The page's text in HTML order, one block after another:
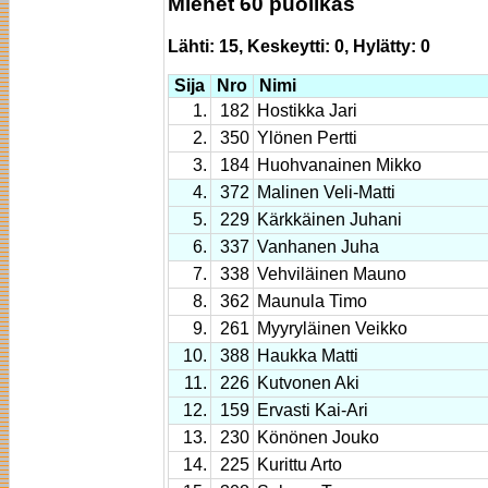
Lähti: 15, Keskeytti: 0, Hylätty: 0
Sija Nro
Nimi
1.
182 Hostikka Jari
2.
350 Ylönen Pertti
3.
184 Huohvanainen Mikko
4.
372 Malinen Veli-Matti
5.
229 Kärkkäinen Juhani
6.
337 Vanhanen Juha
7.
338 Vehviläinen Mauno
8.
362 Maunula Timo
9.
261 Myyryläinen Veikko
10.
388 Haukka Matti
11.
226 Kutvonen Aki
12.
159 Ervasti Kai-Ari
13.
230 Könönen Jouko
14.
225 Kurittu Arto